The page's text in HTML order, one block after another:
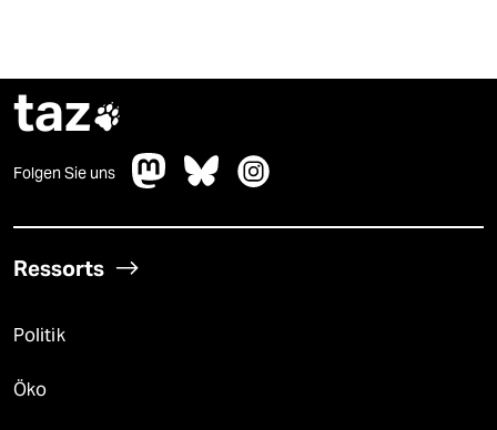
taz
Folgen Sie uns
Ressorts
Politik
Öko